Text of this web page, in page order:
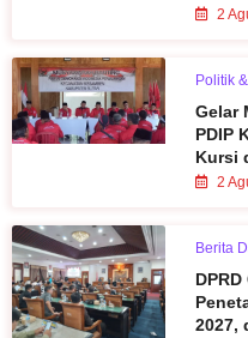
2
Politik
Gelar
PDIP
Kursi
2
Berita
2027,